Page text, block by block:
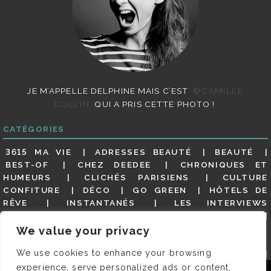
We value your privacy
We use cookies to enhance your browsing
experience, serve personalized ads or content,
JE M’APPELLE DELPHINE MAIS C’EST
©CAMILLE
COLLIN
QUI A PRIS CETTE PHOTO !
CATÉGORIES
3615 MA VIE ADRESSES BEAUTÉ
BEAUTÉ
BEST-OF
CHEZ DEEDEE
CHRONIQUES ET
HUMEURS
CLICHÉS PARISIENS
CULTURE
CONFITURE
DÉCO GO GREEN
HÔTELS DE
RÊVE
INSTANTANÉS
LES INTERVIEWS
MES ADRESSES
MODE NON CLASSÉ
GUIDE
PARIS EN PHOTOS
RESTAURANTS
REVUE DE PRESSE DÉTAILLÉE, SIOU PLAIT